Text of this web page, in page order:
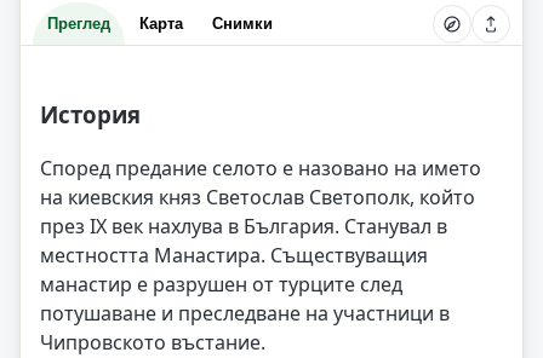
Преглед Карта Снимки
История
Според предание селото е назовано на името
на киевския княз Светослав Светополк, който
през IX век нахлува в България. Станувал в
местността Манастира. Съществуващия
манастир е разрушен от турците след
потушаване и преследване на участници в
Чипровското въстание.